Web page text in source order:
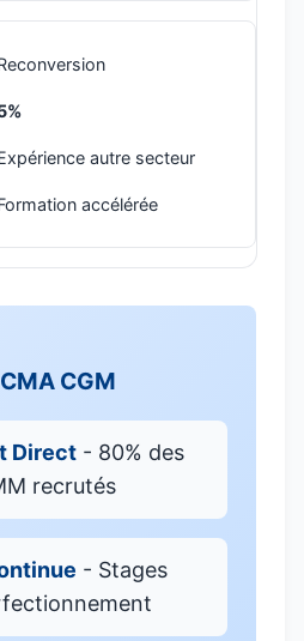
autre secteur
accélérée
CGM
Direct- 80% des
recrutés
- Stages